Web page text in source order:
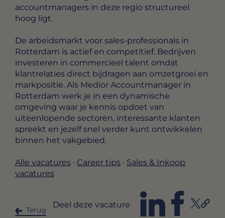
accountmanagers in deze regio structureel
hoog ligt.
De arbeidsmarkt voor sales-professionals in
Rotterdam is actief en competitief. Bedrijven
investeren in commercieel talent omdat
klantrelaties direct bijdragen aan omzetgroei en
markpositie. Als Medior Accountmanager in
Rotterdam werk je in een dynamische
omgeving waar je kennis opdoet van
uiteenlopende sectoren, interessante klanten
spreekt en jezelf snel verder kunt ontwikkelen
binnen het vakgebied.
Alle vacatures · Career tips · Sales & Inkoop
vacatures
Terug
Deel deze vacature